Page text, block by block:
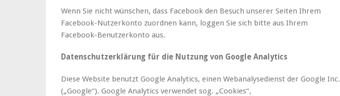
Wenn Sie nicht wünschen, dass Facebook den Besuch unserer Seiten Ihrem
Facebook-Nutzerkonto zuordnen kann, loggen Sie sich bitte aus Ihrem
Facebook-Benutzerkonto aus.
Datenschutzerklärung für die Nutzung von Google Analytics
Diese Website benutzt Google Analytics, einen Webanalysedienst der Google Inc.
(„Google“). Google Analytics verwendet sog. „Cookies“,